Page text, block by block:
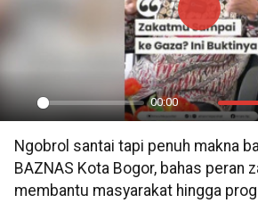
Play
00:00
Mute
Play
Ngobrol santai tapi penuh makna
BAZNAS Kota Bogor, bahas peran
membantu masyarakat hingga